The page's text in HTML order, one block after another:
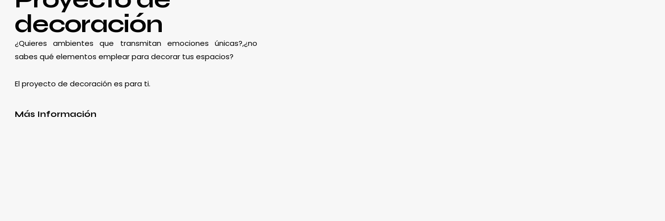
decoración
¿Quieres ambientes que transmitan emociones únicas?,¿no
sabes qué elementos emplear para decorar tus espacios?
El proyecto de decoración es para ti.
Más Información